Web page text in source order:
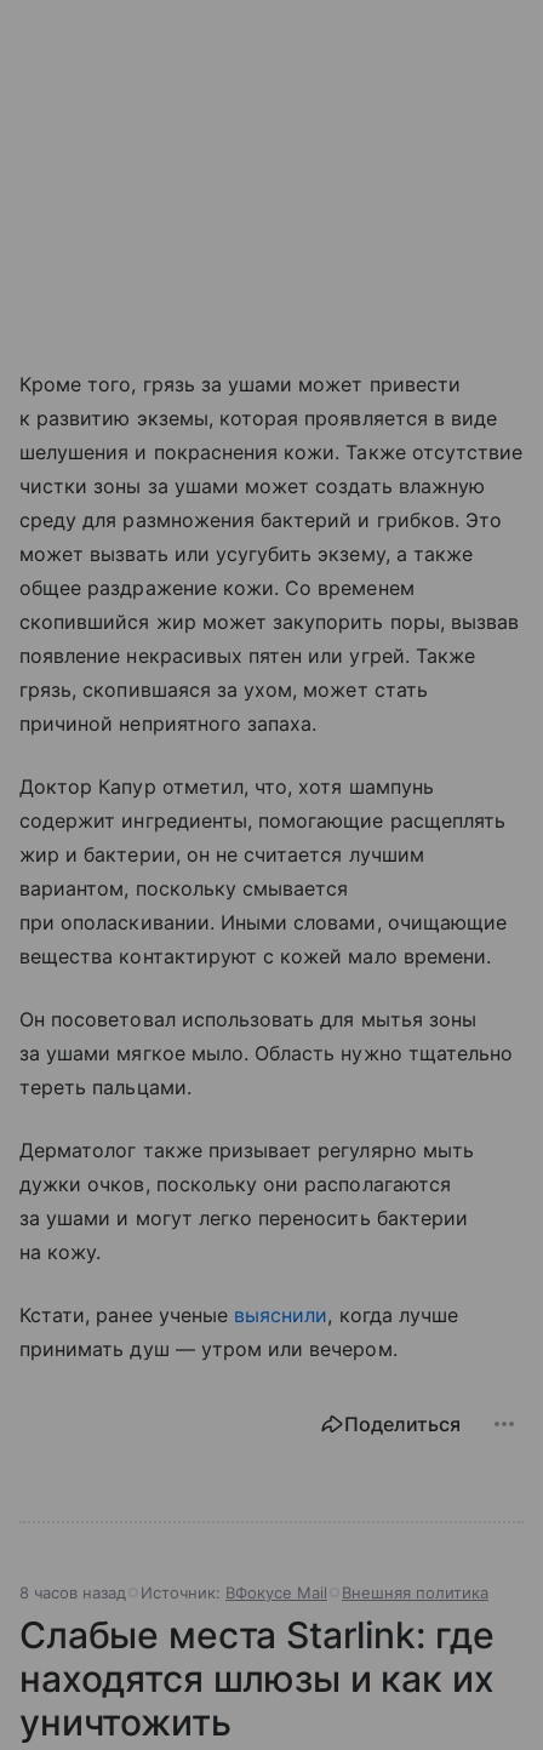
Кроме того, грязь за ушами может привести
к развитию экземы, которая проявляется в виде
шелушения и покраснения кожи. Также отсутствие
чистки зоны за ушами может создать влажную
среду для размножения бактерий и грибков. Это
может вызвать или усугубить экзему, а также
общее раздражение кожи. Со временем
скопившийся жир может закупорить поры, вызвав
появление некрасивых пятен или угрей. Также
грязь, скопившаяся за ухом, может стать
причиной неприятного запаха.
Доктор Капур отметил, что, хотя шампунь
содержит ингредиенты, помогающие расщеплять
жир и бактерии, он не считается лучшим
вариантом, поскольку смывается
при ополаскивании. Иными словами, очищающие
вещества контактируют с кожей мало времени.
Он посоветовал использовать для мытья зоны
за ушами мягкое мыло. Область нужно тщательно
тереть пальцами.
Дерматолог также призывает регулярно мыть
дужки очков, поскольку они располагаются
за ушами и могут легко переносить бактерии
на кожу.
Кстати, ранее ученые выяснили, когда лучше
принимать душ — утром или вечером.
Поделиться
8 часов назад Источник: ВФокусе Mail Внешняя политика
Слабые места Starlink: где
находятся шлюзы и как их
уничтожить